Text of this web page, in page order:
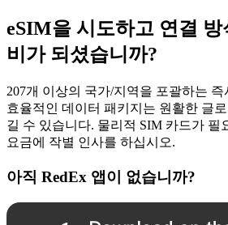
eSIM을 시도하고 연결
비가 되셨습니까?
207개 이상의 국가/지역을 포괄하는
효율적인 데이터 패키지는 원활한 글
길 수 있습니다. 물리적 SIM 카드가 필
요금에 작별 인사를 하십시오.
아직 RedEx 앱이 없습니까?